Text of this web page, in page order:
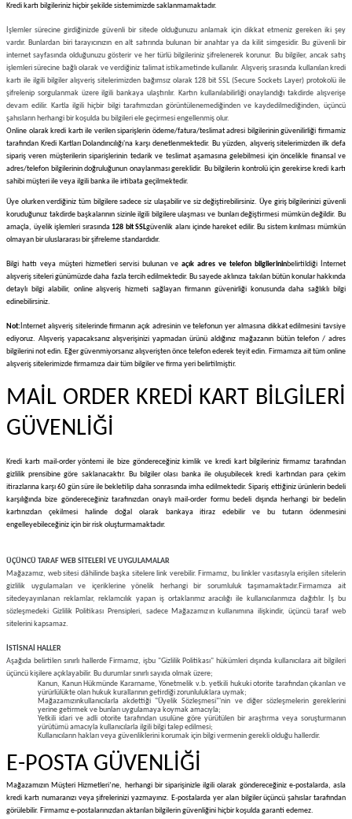
Kredi kartı bilgileriniz hiçbir şekilde sistemimizde saklanmamaktadır.
İşlemler sürecine girdiğinizde güvenli bir sitede olduğunuzu anlamak için dikkat etmeniz gereken iki şey
vardır. Bunlardan biri tarayıcınızın en alt satırında bulunan bir anahtar ya da kilit simgesidir. Bu güvenli bir
internet sayfasında olduğunuzu gösterir ve her türlü bilgileriniz şifrelenerek korunur. Bu bilgiler, ancak satış
işlemleri sürecine bağlı olarak ve verdiğiniz talimat istikametinde kullanılır. Alışveriş sırasında kullanılan kredi
kartı ile ilgili bilgiler alışveriş sitelerimizden bağımsız olarak 128 bit SSL (Secure Sockets Layer) protokolü ile
şifrelenip sorgulanmak üzere ilgili bankaya ulaştırılır. Kartın kullanılabilirliği onaylandığı takdirde alışverişe
devam edilir. Kartla ilgili hiçbir bilgi tarafımızdan görüntülenemediğinden ve kaydedilmediğinden, üçüncü
şahısların herhangi bir koşulda bu bilgileri ele geçirmesi engellenmiş olur.
Online olarak kredi kartı ile verilen siparişlerin ödeme/fatura/teslimat adresi bilgilerinin güvenilirliği firmamiz
tarafından Kredi Kartları Dolandırıcılığı'na karşı denetlenmektedir. Bu yüzden, alışveriş sitelerimizden ilk defa
sipariş veren müşterilerin siparişlerinin tedarik ve teslimat aşamasına gelebilmesi için öncelikle finansal ve
adres/telefon bilgilerinin doğruluğunun onaylanması gereklidir. Bu bilgilerin kontrolü için gerekirse kredi kartı
sahibi müşteri ile veya ilgili banka ile irtibata geçilmektedir.
Üye olurken verdiğiniz tüm bilgilere sadece siz ulaşabilir ve siz değiştirebilirsiniz. Üye giriş bilgilerinizi güvenli
koruduğunuz takdirde başkalarının sizinle ilgili bilgilere ulaşması ve bunları değiştirmesi mümkün değildir. Bu
amaçla, üyelik işlemleri sırasında 128 bit SSLgüvenlik alanı içinde hareket edilir. Bu sistem kırılması mümkün
olmayan bir uluslararası bir şifreleme standardıdır.
Bilgi hattı veya müşteri hizmetleri servisi bulunan ve açık adres ve telefon bilgilerininbelirtildiği İnternet
alışveriş siteleri günümüzde daha fazla tercih edilmektedir. Bu sayede aklınıza takılan bütün konular hakkında
detaylı bilgi alabilir, online alışveriş hizmeti sağlayan firmanın güvenirliği konusunda daha sağlıklı bilgi
edinebilirsiniz.
Not: İnternet alışveriş sitelerinde firmanın açık adresinin ve telefonun yer almasına dikkat edilmesini tavsiye
ediyoruz. Alışveriş yapacaksanız alışverişinizi yapmadan ürünü aldığınız mağazanın bütün telefon / adres
bilgilerini not edin. Eğer güvenmiyorsanız alışverişten önce telefon ederek teyit edin. Firmamıza ait tüm online
alışveriş sitelerimizde firmamıza dair tüm bilgiler ve firma yeri belirtilmiştir.
MAİL ORDER KREDİ KART BİLGİLERİ
GÜVENLİĞİ
Kredi kartı mail-order yöntemi ile bize göndereceğiniz kimlik ve kredi kart bilgileriniz firmamız tarafından
gizlilik prensibine göre saklanacaktır. Bu bilgiler olası banka ile oluşubilecek kredi kartından para çekim
itirazlarına karşı 60 gün süre ile bekletilip daha sonrasında imha edilmektedir. Sipariş ettiğiniz ürünlerin bedeli
karşılığında bize göndereceğiniz tarafınızdan onaylı mail-order formu bedeli dışında herhangi bir bedelin
kartınızdan çekilmesi halinde doğal olarak bankaya itiraz edebilir ve bu tutarın ödenmesini
engelleyebileceğiniz için bir risk oluşturmamaktadır.
ÜÇÜNCÜ TARAF WEB SİTELERİ VE UYGULAMALAR
Mağazamız, web sitesi dâhilinde başka sitelere link verebilir. Firmamız, bu linkler vasıtasıyla erişilen sitelerin
gizlilik uygulamaları ve içeriklerine yönelik herhangi bir sorumluluk taşımamaktadır.Firmamıza ait
sitedeyayınlanan reklamlar, reklamcılık yapan iş ortaklarımız aracılığı ile kullanıcılarımıza dağıtılır. İş bu
sözleşmedeki Gizlilik Politikası Prensipleri, sadece Mağazamızın kullanımına ilişkindir, üçüncü taraf web
sitelerini kapsamaz.
İSTİSNAİ HALLER
Aşağıda belirtilen sınırlı hallerde Firmamız, işbu "Gizlilik Politikası" hükümleri dışında kullanıcılara ait bilgileri
üçüncü kişilere açıklayabilir. Bu durumlar sınırlı sayıda olmak üzere;
Kanun, Kanun Hükmünde Kararname, Yönetmelik v.b. yetkili hukuki otorite tarafından çıkarılan ve
yürürlülükte olan hukuk kurallarının getirdiği zorunluluklara uymak;
Mağazamızınkullanıcılarla akdettiği "Üyelik Sözleşmesi"'nin ve diğer sözleşmelerin gereklerini
yerine getirmek ve bunları uygulamaya koymak amacıyla;
Yetkili idari ve adli otorite tarafından usulüne göre yürütülen bir araştırma veya soruşturmanın
yürütümü amacıyla kullanıcılarla ilgili bilgi talep edilmesi;
Kullanıcıların hakları veya güvenliklerini korumak için bilgi vermenin gerekli olduğu hallerdir.
E-POSTA GÜVENLİĞİ
Mağazamızın Müşteri Hizmetleri’ne, herhangi bir siparişinizle ilgili olarak göndereceğiniz e-postalarda, asla
kredi kartı numaranızı veya şifrelerinizi yazmayınız. E-postalarda yer alan bilgiler üçüncü şahıslar tarafından
görülebilir. Firmamız e-postalarınızdan aktarılan bilgilerin güvenliğini hiçbir koşulda garanti edemez.